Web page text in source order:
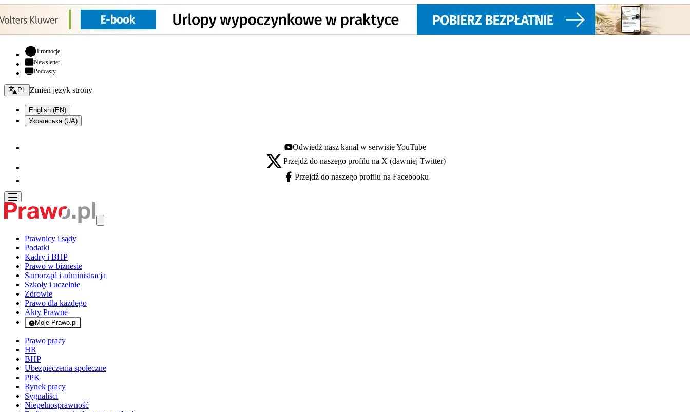
Promocje- otwiera się w nowej karcie
Newsletter
Podcasty
Zmień język - bieżący:
PL Zmień język strony
English (EN)
Українська (UA)
Youtube - otwiera się w nowej karcie
Odwiedź nasz kanał w serwisie YouTube
X - otwiera się w nowej karcie
Przejdź do naszego profilu na X (dawniej Twitter)
Facebook - otwiera się w nowej karcie
Przejdź do naszego profilu na Facebooku
Prawnicy i sądy
Podatki
Kadry i BHP
Prawo w biznesie
Samorząd i administracja
Szkoły i uczelnie
Zdrowie
Prawo dla każdego
Akty Prawne
Moje Prawo.pl
- rejestracja i logowanie do serwisu
Prawo pracy
HR
BHP
Ubezpieczenia społeczne
PPK
Rynek pracy
Sygnaliści
Niepełnosprawność